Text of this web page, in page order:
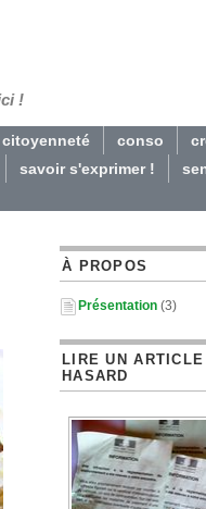
!
citoyenneté conso
savoir s'exprimer !
À PROPOS
Présentation (3)
LIRE UN
HASARD